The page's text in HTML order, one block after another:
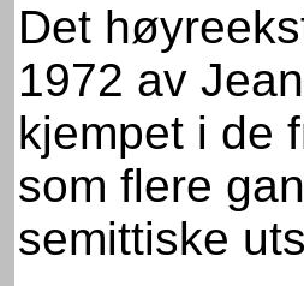
Det
1972 av
kjempet i de
som flere
semittiske